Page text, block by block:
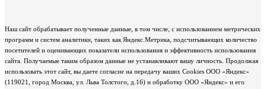
Наш сайт обрабатывает полученные данные, в том числе, с использованием метрических
программ и систем аналитики, таких как Яндекс.Метрика, подсчитывающих количество
посетителей и оценивающих показатели использования и эффективность использования
сайта. Получаемые таким образом данные не устанавливают вашу личность. Продолжая
использовать этот сайт, вы даете согласие на передачу ваших Cookies ООО «Яндекс»
(119021, город Москва, ул. Льва Толстого, д.16) и обработку ООО «Яндекс» и его